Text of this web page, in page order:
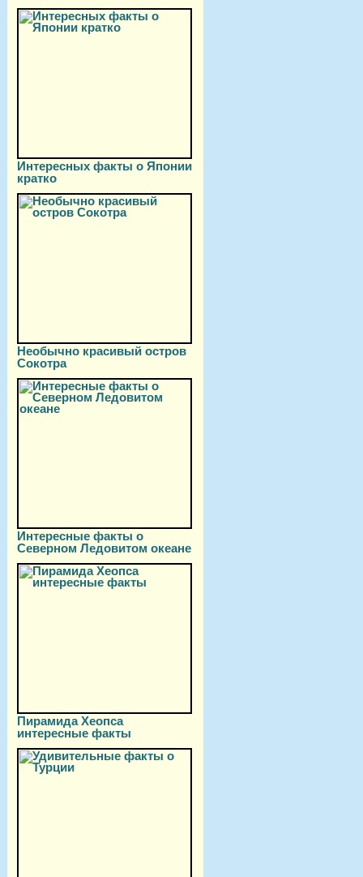
Интересных факты о Японии
кратко
Необычно красивый остров
Сокотра
Интересные факты о
Северном Ледовитом океане
Пирамида Хеопса
интересные факты